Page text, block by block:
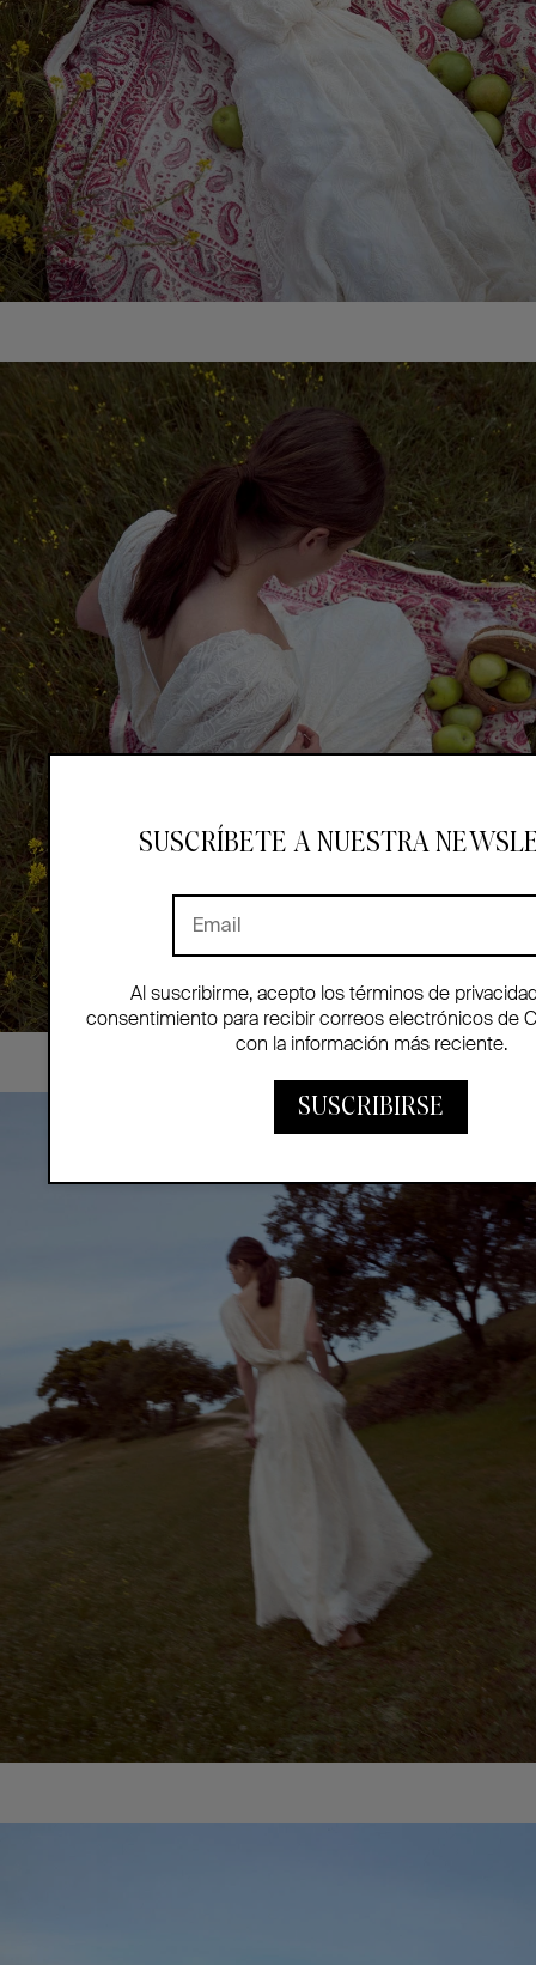
SUSCRÍBETE A NUESTRA
Al suscribirme, acepto los términos de
consentimiento para recibir correos electrónicos de
con la información más reciente.
SUSCRIBIRSE